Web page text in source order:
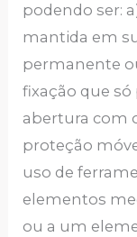
podendo ser:
mantida em
permanente
fixação que
abertura com
proteção
uso de
elementos
ou a um